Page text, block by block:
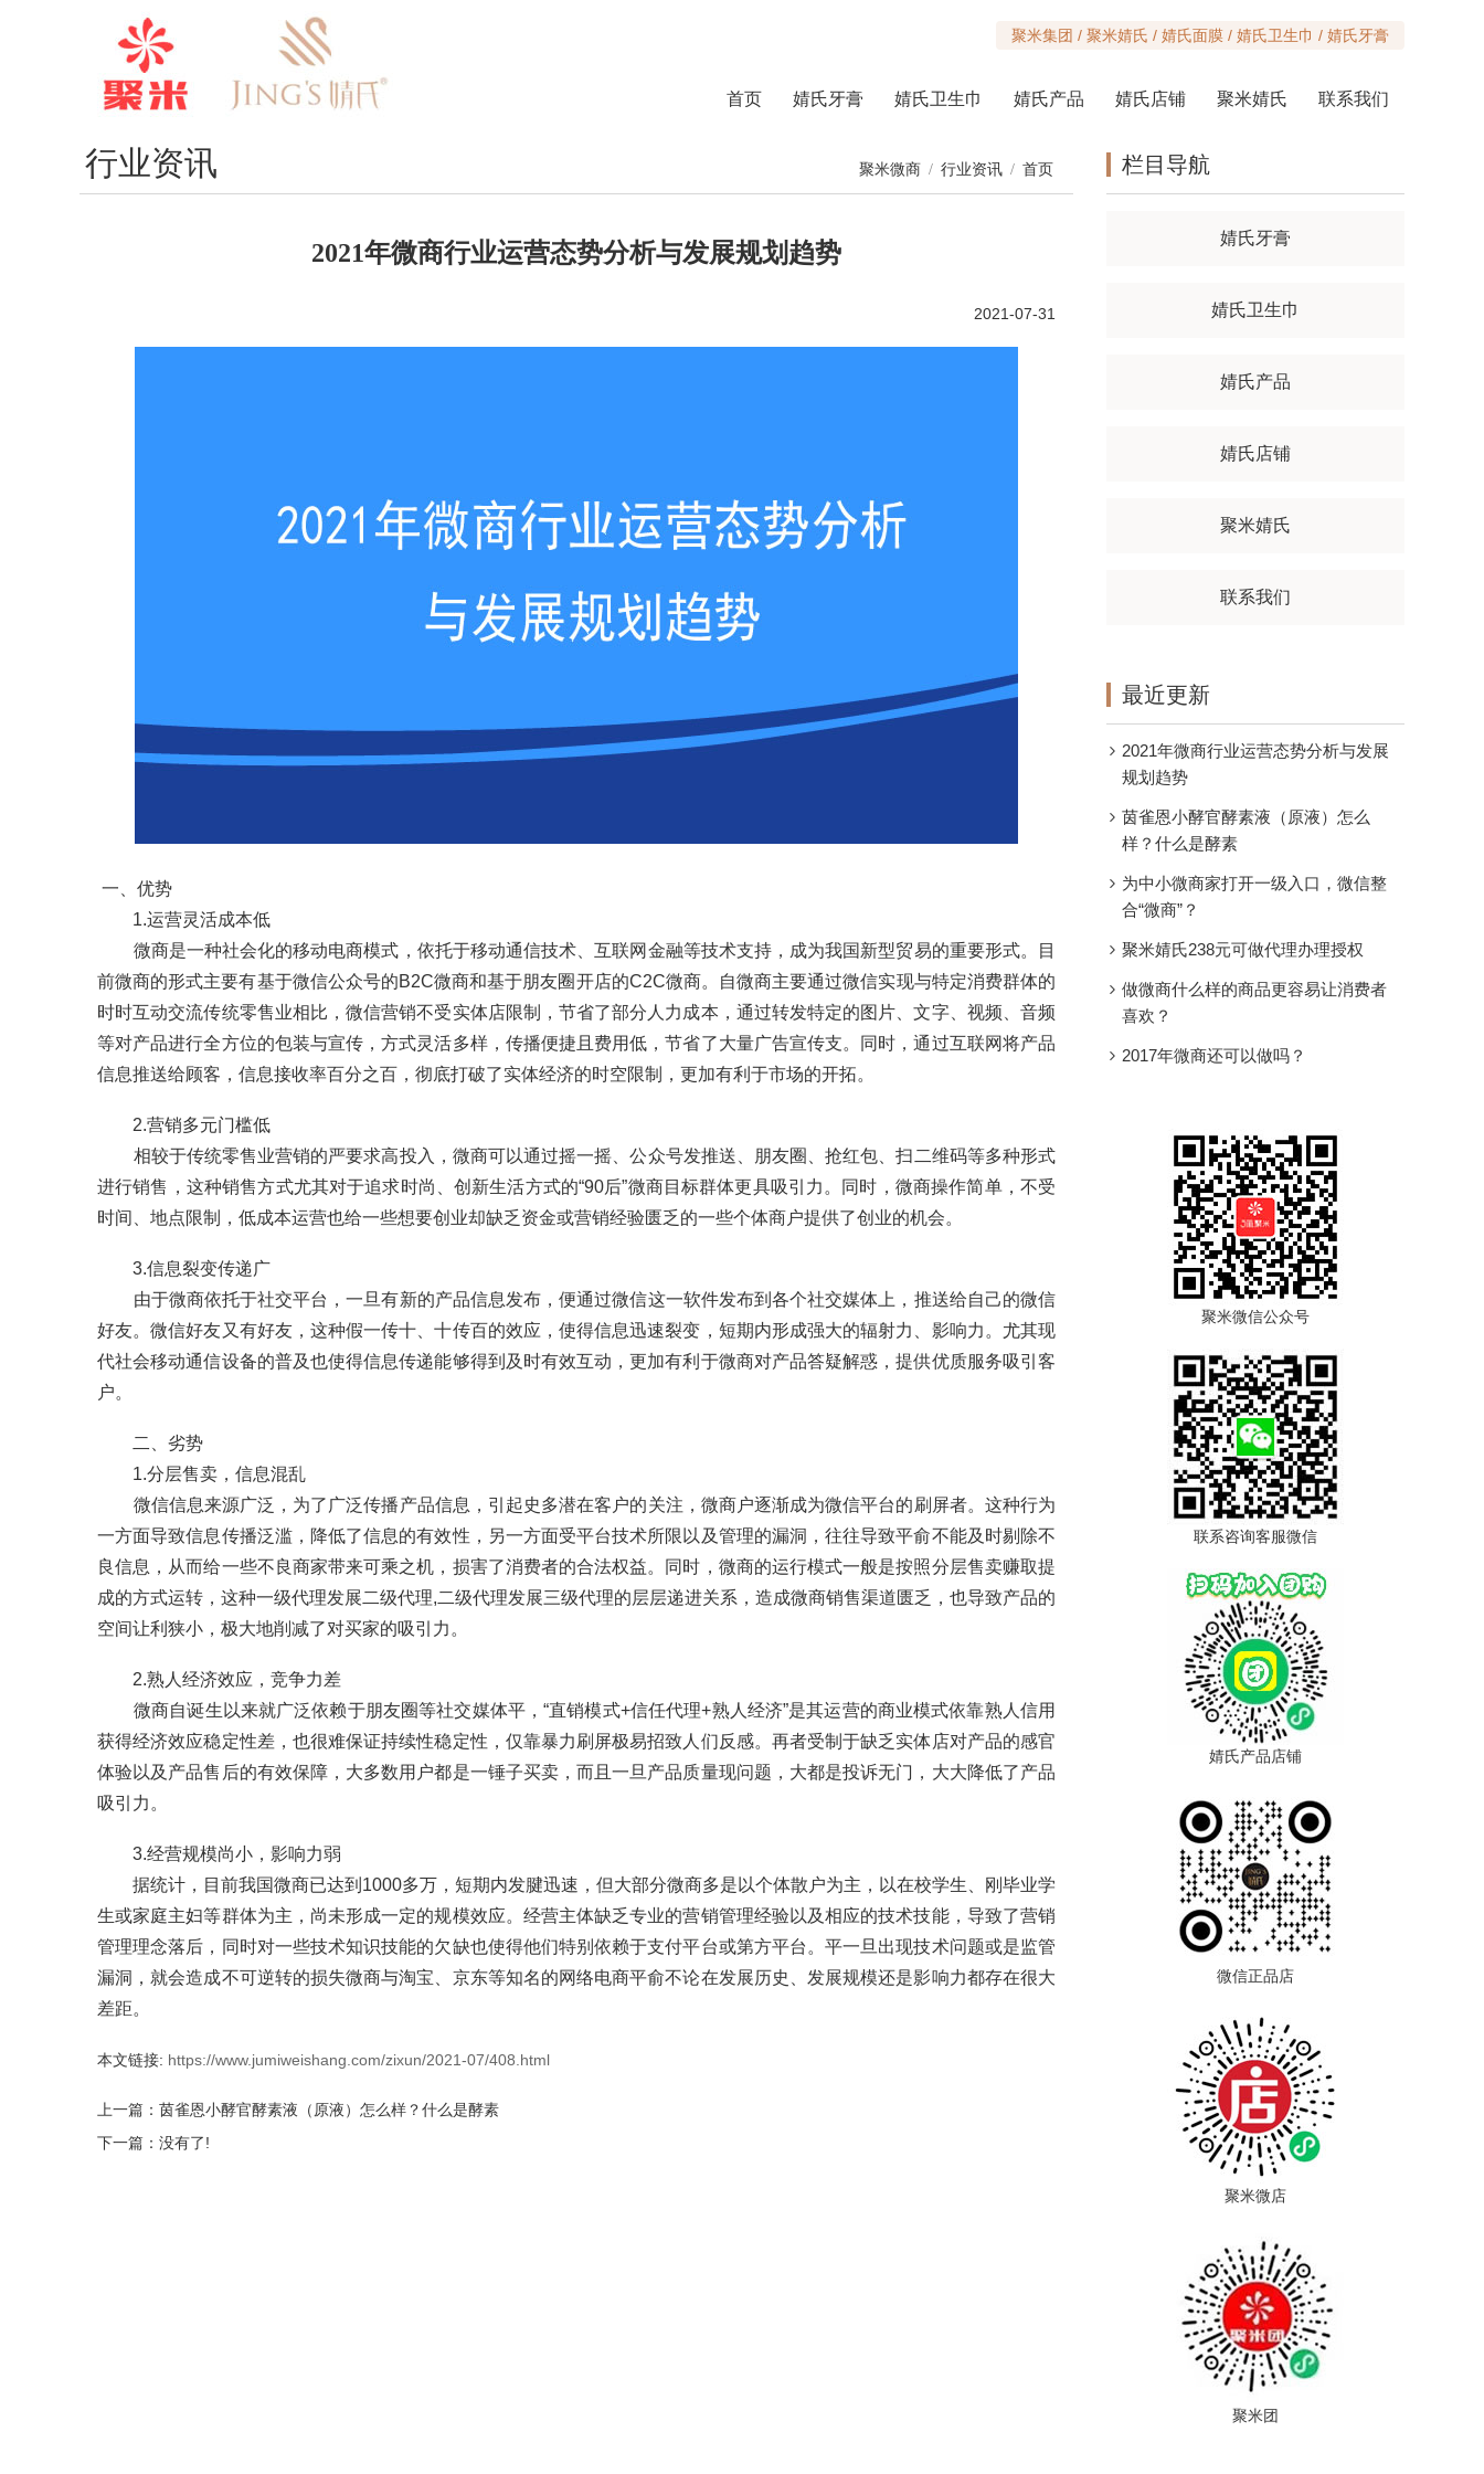
聚米集团 / 聚米婧氏 / 婧氏面膜 / 婧氏卫生巾 / 婧氏牙膏
首页 婧氏牙膏 婧氏卫生巾 婧氏产品 婧氏店铺 聚米婧氏 联系我们
聚米微商 / 行业资讯 / 首页
行业资讯
2021年微商行业运营态势分析与发展规划趋势
2021-07-31
一、优势
1.运营灵活成本低
微商是一种社会化的移动电商模式，依托于移动通信技术、互联网金融等技术支持，成为我国新型贸易的重要形式。目
前微商的形式主要有基于微信公众号的B2C微商和基于朋友圈开店的C2C微商。自微商主要通过微信实现与特定消费群体的
时时互动交流传统零售业相比，微信营销不受实体店限制，节省了部分人力成本，通过转发特定的图片、文字、视频、音频
等对产品进行全方位的包装与宣传，方式灵活多样，传播便捷且费用低，节省了大量广告宣传支。同时，通过互联网将产品
信息推送给顾客，信息接收率百分之百，彻底打破了实体经济的时空限制，更加有利于市场的开拓。
2.营销多元门槛低
相较于传统零售业营销的严要求高投入，微商可以通过摇一摇、公众号发推送、朋友圈、抢红包、扫二维码等多种形式
进行销售，这种销售方式尤其对于追求时尚、创新生活方式的“90后”微商目标群体更具吸引力。同时，微商操作简单，不受
时间、地点限制，低成本运营也给一些想要创业却缺乏资金或营销经验匮乏的一些个体商户提供了创业的机会。
3.信息裂变传递广
由于微商依托于社交平台，一旦有新的产品信息发布，便通过微信这一软件发布到各个社交媒体上，推送给自己的微信
好友。微信好友又有好友，这种假一传十、十传百的效应，使得信息迅速裂变，短期内形成强大的辐射力、影响力。尤其现
代社会移动通信设备的普及也使得信息传递能够得到及时有效互动，更加有利于微商对产品答疑解惑，提供优质服务吸引客
户。
二、劣势
1.分层售卖，信息混乱
微信信息来源广泛，为了广泛传播产品信息，引起史多潜在客户的关注，微商户逐渐成为微信平台的刷屏者。这种行为
一方面导致信息传播泛滥，降低了信息的有效性，另一方面受平台技术所限以及管理的漏洞，往往导致平俞不能及时剔除不
良信息，从而给一些不良商家带来可乘之机，损害了消费者的合法权益。同时，微商的运行模式一般是按照分层售卖赚取提
成的方式运转，这种一级代理发展二级代理,二级代理发展三级代理的层层递进关系，造成微商销售渠道匮乏，也导致产品的
空间让利狭小，极大地削减了对买家的吸引力。
2.熟人经济效应，竞争力差
微商自诞生以来就广泛依赖于朋友圈等社交媒体平，“直销模式+信任代理+熟人经济”是其运营的商业模式依靠熟人信用
获得经济效应稳定性差，也很难保证持续性稳定性，仅靠暴力刷屏极易招致人们反感。再者受制于缺乏实体店对产品的感官
体验以及产品售后的有效保障，大多数用户都是一锤子买卖，而且一旦产品质量现问题，大都是投诉无门，大大降低了产品
吸引力。
3.经营规模尚小，影响力弱
据统计，目前我国微商已达到1000多万，短期内发腱迅速，但大部分微商多是以个体散户为主，以在校学生、刚毕业学
生或家庭主妇等群体为主，尚未形成一定的规模效应。经营主体缺乏专业的营销管理经验以及相应的技术技能，导致了营销
管理理念落后，同时对一些技术知识技能的欠缺也使得他们特别依赖于支付平台或第方平台。平一旦出现技术问题或是监管
漏洞，就会造成不可逆转的损失微商与淘宝、京东等知名的网络电商平俞不论在发展历史、发展规模还是影响力都存在很大
差距。
本文链接: https://www.jumiweishang.com/zixun/2021-07/408.html
上一篇： 茵雀恩小酵官酵素液（原液）怎么样？什么是酵素
下一篇：没有了!
栏目导航
婧氏牙膏
婧氏卫生巾
婧氏产品
婧氏店铺
聚米婧氏
联系我们
最近更新
2021年微商行业运营态势分析与发展
规划趋势
茵雀恩小酵官酵素液（原液）怎么
样？什么是酵素
为中小微商家打开一级入口，微信整
合“微商”？
聚米婧氏238元可做代理办理授权
做微商什么样的商品更容易让消费者
喜欢？
2017年微商还可以做吗？
聚米微信公众号
联系咨询客服微信
婧氏产品店铺
微信正品店
聚米微店
聚米团